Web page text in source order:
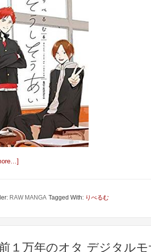
RAW MANGA Tagged With: りべるむ
１万年のオタ デジタル